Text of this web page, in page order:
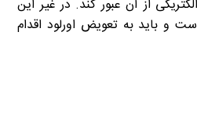
از آن عبور کند. در غیر این
و باید به تعویض اورلود اقدام